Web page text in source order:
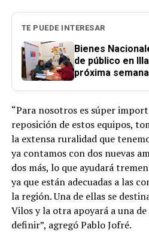
TE PUEDE INTERESAR
Bienes
de público en
próxima semana
“Para nosotros es súper
reposición de estos equipos,
la extensa ruralidad que
ya contamos con dos nuevas
dos más, lo que ayudará
ya que están adecuadas a las
la región. Una de ellas se
Vilos y la otra apoyará a una de
definir”, agregó Pablo Jofré.